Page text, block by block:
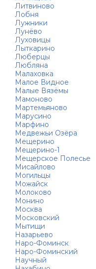
Литвиново
Лобня
Лужники
Лунёво
Луховицы
Лыткарино
Люберцы
Любляна
Малаховка
Малое Видное
Малые Вязёмы
Мамоново
Мартемьяново
Марусино
Марфино
Медвежьи Озёра
Мещерино
Мещерино-1
Мещерское Полесье
Мисайлово
Могильцы
Можайск
Молоково
Монино
Москва
Московский
Мытищи
Назарьево
Наро-Фоминск
Наро-Фоминский
Научный